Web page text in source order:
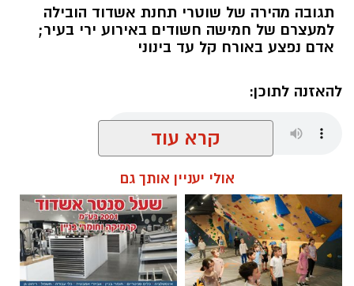
תגובה מהירה של שוטרי תחנת אשדוד הובילה
למעצרם של חמישה חשודים באירוע ירי בעיר;
אדם נפצע באורח קל עד בינוני
להאזנה לתוכן:
קרא עוד
אולי יעניין אותך גם